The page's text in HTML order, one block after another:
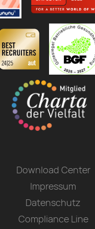
Download Center
Impressum
Datenschutz
Compliance Line